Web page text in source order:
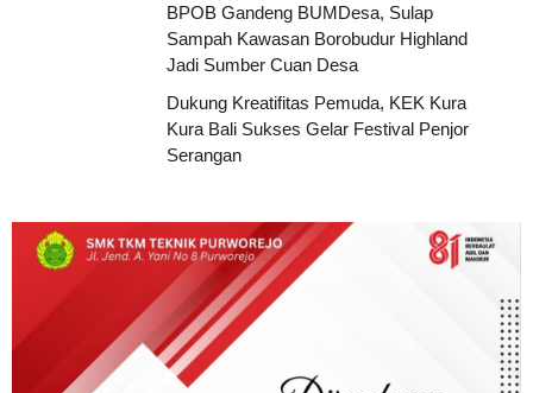
BPOB Gandeng BUMDesa, Sulap
Sampah Kawasan Borobudur Highland
Jadi Sumber Cuan Desa
Dukung Kreatifitas Pemuda, KEK Kura
Kura Bali Sukses Gelar Festival Penjor
Serangan